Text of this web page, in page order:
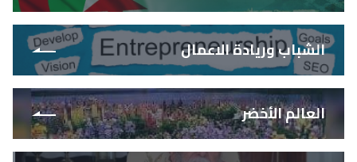
الشباب وريادة الاعمال
العالم الأخضر